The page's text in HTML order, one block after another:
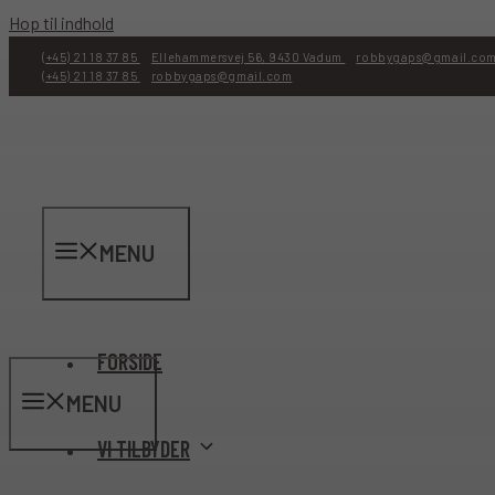
Hop til indhold
(+45) 21 18 37 85 Ellehammersvej 56, 9430 Vadum
(+45) 21 18 37 85
robbygaps@gmail.com
MENU
FORSIDE
VI TILBYDER
MENU